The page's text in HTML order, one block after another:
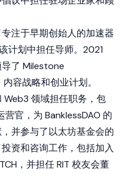
注于早期创始人的加速器
计划中担任导师。2021
了 Milestone
容战略和创业计划。
Web3 领域担任职务，包
营官，为 BanklessDAO 的
并参与了以太坊基金会的
资和咨询工作，包括加入
，并担任 RIT 校友会董